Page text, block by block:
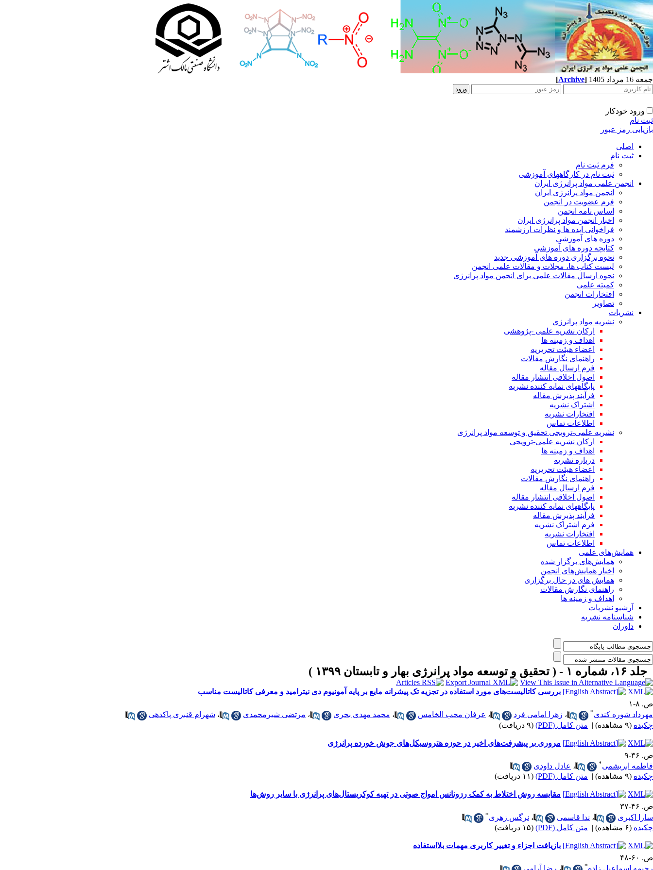
جمعه 16 مرداد 1405 [Archive]
ورود خودکار
ثبت نام
بازیابی رمز عبور
اصلی
ثبت نام
فرم ثبت نام
ثبت نام در کارگاههای آموزشی
انجمن علمی مواد پرانرژی ایران
انجمن مواد پرانرژی ایران
فرم عضویت در انجمن
اساس نامه انجمن
اخبار انجمن مواد پرانرژی ایران
فراخوانی ایده ها و نظرات ارزشمند
دوره های آموزشی
کتابچه دوره های آموزشی
نحوه برگزاری دوره های آموزشی جدید
لیست کتاب ها، مجلات و مقالات علمی انجمن
نحوه ارسال مقالات علمی برای انجمن مواد پرانرژی
کمیته علمی
افتخارات انجمن
تصاویر
نشریات
نشریه مواد پرانرژی
ارکان نشریه علمی -پژوهشی
اهداف و زمینه ها
اعضاء هیئت تحریریه
راهنمای نگارش مقالات
فرم ارسال مقاله
اصول اخلاقی انتشار مقاله
پایگاههای نمایه کننده نشریه
فرآیند پذیرش مقاله
اشتراک نشریه
افتخارات نشریه
اطلاعات تماس
نشریه علمی-ترویجی تحقیق و توسعه مواد پرانرژی
ارکان نشریه علمی-ترویجی
اهداف و زمینه ها
درباره نشریه
اعضاء هیئت تحریریه
راهنمای نگارش مقالات
فرم ارسال مقاله
اصول اخلاقی انتشار مقاله
پایگاههای نمایه کننده نشریه
فرآیند پذیرش مقاله
فرم اشتراک نشریه
افتخارات نشریه
اطلاعات تماس
همایش‌های علمی
همایش‌های برگزار شده
اخبار همایش‌های انجمن
همایش های در حال برگزاری
راهنمای نگارش مقالات
اهداف و زمینه ها
آرشیو نشریات
شناسنامه نشریه
داوران
جلد ۱۶، شماره ۱ - ( تحقیق و توسعه مواد پرانرژی بهار و تابستان ۱۳۹۹ )
بررسی کاتالیست‌های مورد استفاده در تجزیه تک پیشرانه مایع بر پایه آمونیوم دی نیترامید و معرفی کاتالیست مناسب
ص. ۸-۱
مهرداد شوره کندی* ، زهرا امامی فرد ، عرفان محب الخامس ، محمد مهدی بحری ، مرتضی شیرمحمدی ، شهرام قنبری پاکدهی
چکیده (۹ مشاهده) | متن کامل (PDF) (۹ دریافت)
مروری بر پیشرفت‌های اخیر در حوزه هتروسیکل‌های جوش خورده پرانرژی
ص. ۳۶-۹
فاطمه ابریشمی* ، عادل داودی
چکیده (۹ مشاهده) | متن کامل (PDF) (۱۱ دریافت)
مقایسه روش اختلاط به کمک رزونانس امواج صوتی در تهیه کوکریستال‌های پرانرژی با سایر روش‌ها
ص. ۴۶-۳۷
سارا اکبری
، ندا قاسمی ، نرگس زهری*
چکیده (۶ مشاهده) | متن کامل (PDF) (۱۵ دریافت)
بازیافت اجزاء و تغییر کاربری مهمات بلااستفاده
ص. ۶۰-۴۸
*